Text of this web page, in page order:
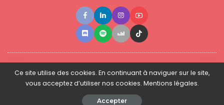
Contact ●Newsletter ● L'équipe ● Mentions légales
© 2025 - www.guettapen.com - Tous droits réservés.
Ce site utilise des cookies. En continuant à naviguer sur le site,
vous acceptez d’utiliser nos cookies. Mentions légales.
Accepter